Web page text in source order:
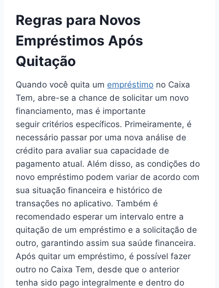
Regras para Novos
Empréstimos Após
Quitação
Quando você quita um empréstimo no Caixa
Tem, abre-se a chance de solicitar um novo
financiamento, mas é importante
seguir critérios específicos. Primeiramente, é
necessário passar por uma nova análise de
crédito para avaliar sua capacidade de
pagamento atual. Além disso, as condições do
novo empréstimo podem variar de acordo com
sua situação financeira e histórico de
transações no aplicativo. Também é
recomendado esperar um intervalo entre a
quitação de um empréstimo e a solicitação de
outro, garantindo assim sua saúde financeira.
Após quitar um empréstimo, é possível fazer
outro no Caixa Tem, desde que o anterior
tenha sido pago integralmente e dentro do